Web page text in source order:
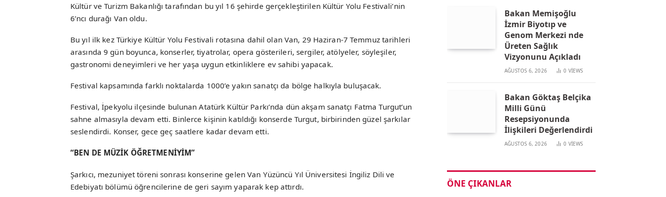
Kültür ve Turizm Bakanlığı tarafından bu yıl 16 şehirde gerçekleştirilen Kültür Yolu Festivali’nin
6’ncı durağı Van oldu.
Bu yıl ilk kez Türkiye Kültür Yolu Festivali rotasına dahil olan Van, 29 Haziran-7 Temmuz tarihleri
arasında 9 gün boyunca, konserler, tiyatrolar, opera gösterileri, sergiler, atölyeler, söyleşiler,
gastronomi deneyimleri ve her yaşa uygun etkinliklere ev sahibi yapacak.
Festival kapsamında farklı noktalarda 1000’e yakın sanatçı da bölge halkıyla buluşacak.
Festival, İpekyolu ilçesinde bulunan Atatürk Kültür Parkı’nda dün akşam sanatçı Fatma Turgut’un
sahne almasıyla devam etti. Binlerce kişinin katıldığı konserde Turgut, birbirinden güzel şarkılar
seslendirdi. Konser, gece geç saatlere kadar devam etti.
“BEN DE MÜZİK ÖĞRETMENİYİM”
Şarkıcı, mezuniyet töreni sonrası konserine gelen Van Yüzüncü Yıl Üniversitesi İngiliz Dili ve
Edebiyatı bölümü öğrencilerine de geri sayım yaparak kep attırdı.
Bakan Memişoğlu
İzmir Biyotıp ve
Genom Merkezi nde
Üreten Sağlık
Vizyonunu Açıkladı
AĞUSTOS 6, 2026 0 VIEWS
Bakan Göktaş Belçika
Milli Günü
Resepsiyonunda
İlişkileri Değerlendirdi
AĞUSTOS 6, 2026 0 VIEWS
ÖNE ÇIKANLAR